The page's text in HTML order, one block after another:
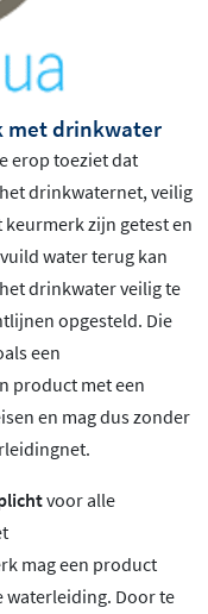
met drinkwater
erop toeziet dat
drinkwaternet, veilig
zijn getest en
water terug kan
drinkwater veilig te
opgesteld. Die
een
product met een
en mag dus zonder
voor alle
mag een product
waterleiding. Door te